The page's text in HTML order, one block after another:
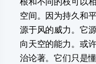
空间。因为持久和
源于风的威力。它
向天空的能力。或
治论著。它们只是